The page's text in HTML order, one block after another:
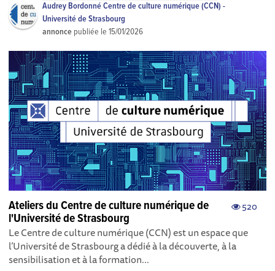
Audrey Bordonné Centre de culture numérique (CCN) -
Université de Strasbourg
annonce publiée le15/01/2026
520
Ateliers du Centre de culture numérique de
l'Université de Strasbourg
Le Centre de culture numérique (CCN) est un espace que
l’Université de Strasbourg a dédié à la découverte, à la
sensibilisation et à la formation...